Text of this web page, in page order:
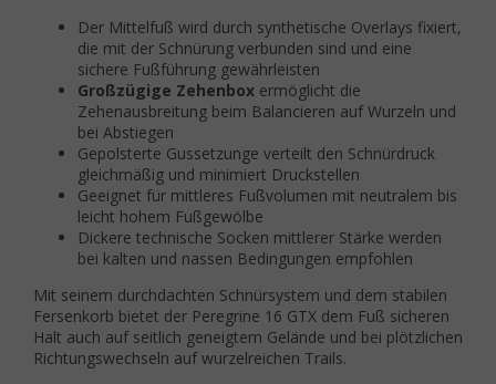
Der Mittelfuß wird durch synthetische Overlays fixiert,
die mit der Schnürung verbunden sind und eine
sichere Fußführung gewährleisten
Großzügige Zehenbox ermöglicht die
Zehenausbreitung beim Balancieren auf Wurzeln und
bei Abstiegen
Gepolsterte Gussetzunge verteilt den Schnürdruck
gleichmäßig und minimiert Druckstellen
Geeignet für mittleres Fußvolumen mit neutralem bis
leicht hohem Fußgewölbe
Dickere technische Socken mittlerer Stärke werden
bei kalten und nassen Bedingungen empfohlen
Mit seinem durchdachten Schnürsystem und dem stabilen
Fersenkorb bietet der Peregrine 16 GTX dem Fuß sicheren
Halt auch auf seitlich geneigtem Gelände und bei plötzlichen
Richtungswechseln auf wurzelreichen Trails.